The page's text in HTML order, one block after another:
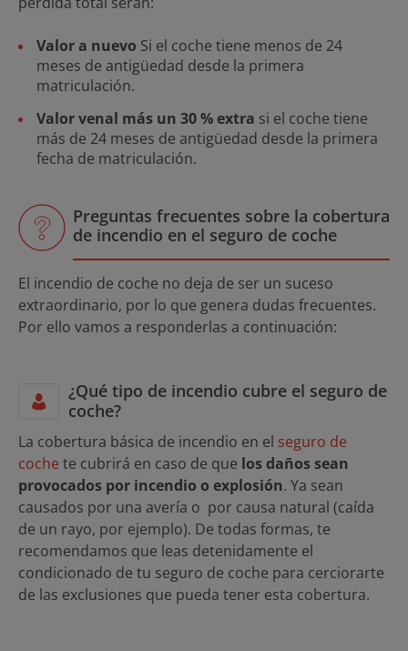
Valor a nuevo Si el coche tiene menos de 24
meses de antigüedad desde la primera
matriculación.
Valor venal más un 30 % extra si el coche tiene
más de 24 meses de antigüedad desde la primera
fecha de matriculación.
Preguntas frecuentes sobre la cobertura
de incendio en el seguro de coche
El incendio de coche no deja de ser un suceso
extraordinario, por lo que genera dudas frecuentes.
Por ello vamos a responderlas a continuación:
¿Qué tipo de incendio cubre el seguro de
coche?
La cobertura básica de incendio en el seguro de
coche te cubrirá en caso de que los daños sean
provocados por incendio o explosión. Ya sean
causados por una avería o por causa natural (caída
de un rayo, por ejemplo). De todas formas, te
recomendamos que leas detenidamente el
condicionado de tu seguro de coche para cerciorarte
de las exclusiones que pueda tener esta cobertura.